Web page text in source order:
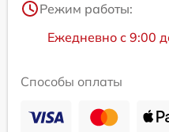
Режим работы:
Ежедневно с 9:00
Способы оплаты